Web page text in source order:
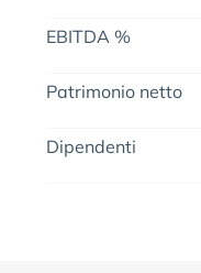
EBITDA %
Patrimonio netto
Dipendenti